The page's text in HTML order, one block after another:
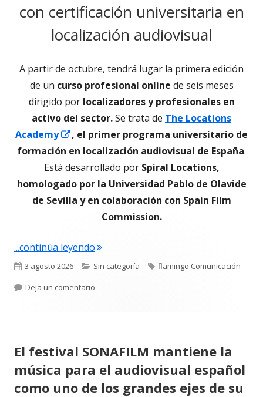
con certificación universitaria en
localización audiovisual
A partir de octubre, tendrá lugar la primera edición
de un curso profesional online de seis meses
dirigido por localizadores y profesionales en
activo del sector.Se trata de The Locations
Academy
Abrir
en
una
ventana
nueva
, el primer programa universitario de
formación en localización audiovisual de España.
Está desarrollado por Spiral Locations,
homologado por la Universidad Pablo de Olavide
de Sevilla y en colaboración con Spain Film
Commission.
...continúa leyendo"Nace THE LOCATIONS ACADEMY,
Publicado
el
3 agosto 2026 Categorías
Sin categoría Etiquetas
flamingo Comunicación
Deja un comentario
El festival SONAFILM mantiene la
música para el audiovisual español
como uno de los grandes ejes de su